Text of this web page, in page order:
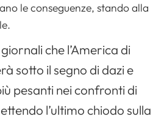
le conseguenze, stando alla
che l’America di
sotto il segno di dazi e
pesanti nei confronti di
l’ultimo chiodo sulla